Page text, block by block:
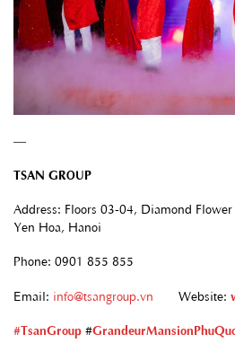
—
TSAN GROUP
Address: Floors 03-04, Diamond
Yen Hoa, Hanoi
Phone: 0901 855 855
Email: info@tsangroup.vn Website:
#TsanGroup #